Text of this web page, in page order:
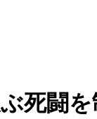
死闘